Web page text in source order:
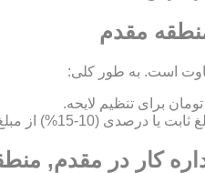
مقدم
است. به طور کلی:
15%) از مبلغ توافق شده باشد.
کار در مقدم,